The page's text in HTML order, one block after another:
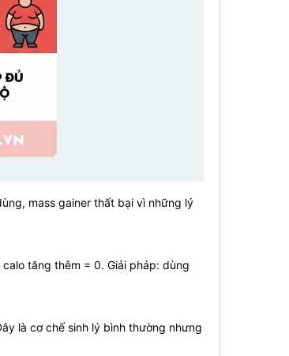
mass gainer thất bại vì những lý
tăng thêm = 0. Giải pháp: dùng
là cơ chế sinh lý bình thường nhưng